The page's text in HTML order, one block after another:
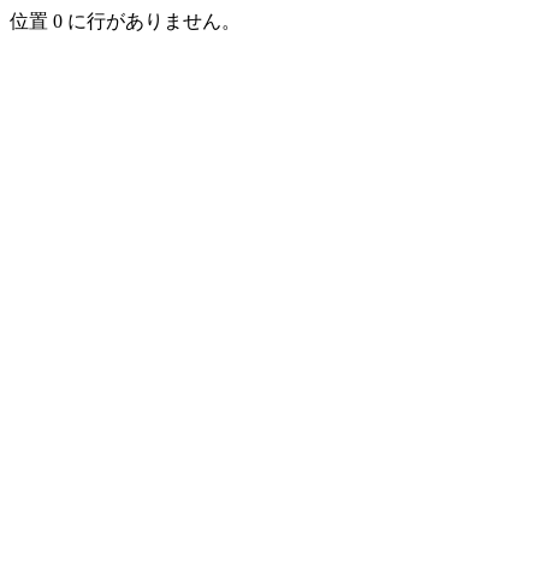
位置 0 に行がありません。